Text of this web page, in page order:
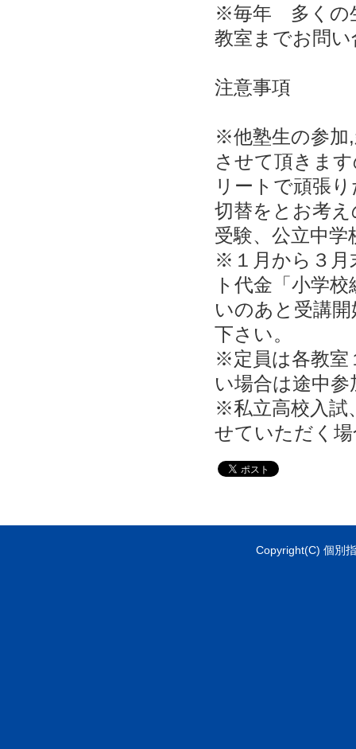
※毎年 多くの
教室までお問
注意事項
※他塾生の参加
させて頂きま
リートで頑張
切替をとお考
受験、公立中
※１月から３月
ト代金「小学
いのあと受講
下さい。
※定員は各教室
い場合は途中
※私立高校入試
せていただく
Copyright(C) 個別